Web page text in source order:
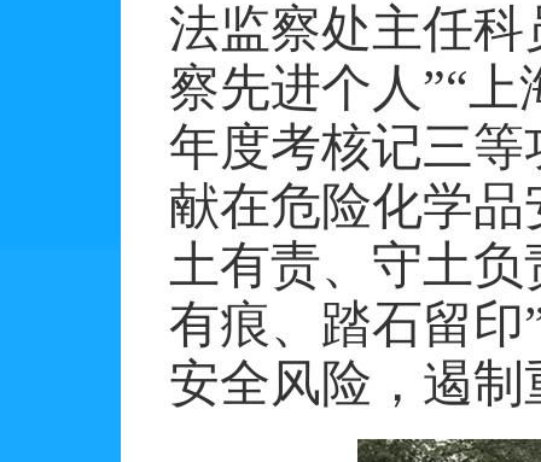
法监察处主任科
察先进个人”“
年度考核记三等
献在危险化学
土有责、守土
有痕、踏石留
安全风险，遏